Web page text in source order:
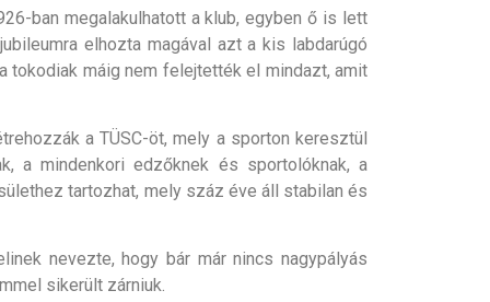
ban megalakulhatott a klub, egyben ő is lett
elhozta magával azt a kis labdarúgó
tokodiak máig nem felejtették el mindazt, amit
a TÜSC-öt, mely a sporton keresztül
a mindenkori edzőknek és sportolóknak, a
tartozhat, mely száz éve áll stabilan és
nevezte, hogy bár már nincs nagypályás
sikerült zárniuk.